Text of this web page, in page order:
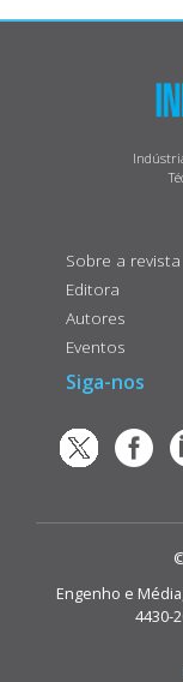
Sobre a revista
Editora
Autores
Eventos
Siga-nos
Engenho e
4430-